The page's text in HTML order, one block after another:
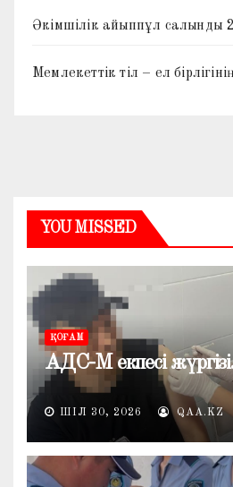
Әкімшілік айыппұл салынды
Мемлекеттік тіл – ел бірлігінің
YOU MISSED
ҚОҒАМ
АДС-М екпесі
ШІЛ 30, 2026 QAA.KZ